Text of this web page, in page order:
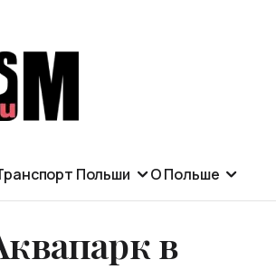
Польши О Польше
в